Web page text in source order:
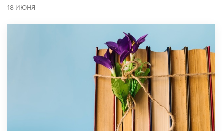
18 ИЮНЯ